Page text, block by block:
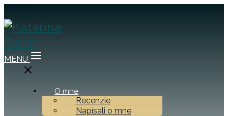
MENU
O mne
Recenzie
Napísali o mne